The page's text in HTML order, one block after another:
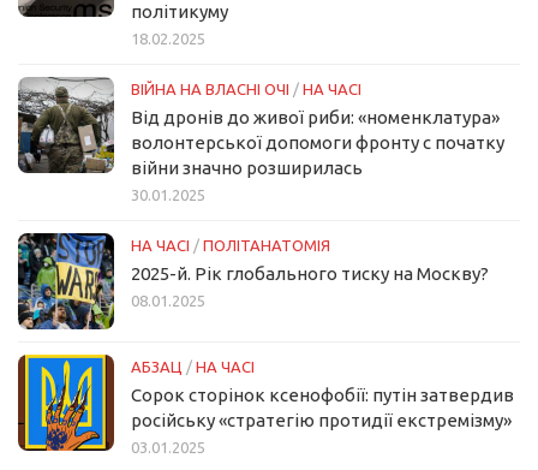
політикуму
18.02.2025
ВІЙНА НА ВЛАСНІ ОЧІ / НА ЧАСІ
Від дронів до живої риби: «номенклатура»
волонтерської допомоги фронту с початку
війни значно розширилась
30.01.2025
НА ЧАСІ / ПОЛІТАНАТОМІЯ
2025-й. Рік глобального тиску на Москву?
08.01.2025
АБЗАЦ / НА ЧАСІ
Сорок сторінок ксенофобії: путін затвердив
російську «стратегію протидії екстремізму»
03.01.2025